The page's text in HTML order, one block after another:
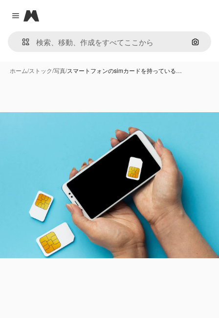
Close menu
Magnific
画像で
ホーム/ストック/写真/スマートフォンのsimカードを持っている…